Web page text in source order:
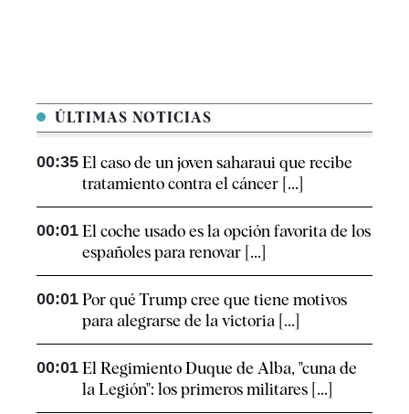
ÚLTIMAS NOTICIAS
00:35 El caso de un joven saharaui que recibe
tratamiento contra el cáncer [...]
00:01 El coche usado es la opción favorita de los
españoles para renovar [...]
00:01 Por qué Trump cree que tiene motivos
para alegrarse de la victoria [...]
00:01 El Regimiento Duque de Alba, "cuna de
la Legión": los primeros militares [...]